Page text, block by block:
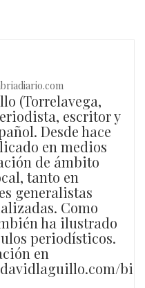
(Torrelavega,
escritor y
Desde hace
en medios
de ámbito
tanto en
generalistas
Como
ha ilustrado
periodísticos.
en